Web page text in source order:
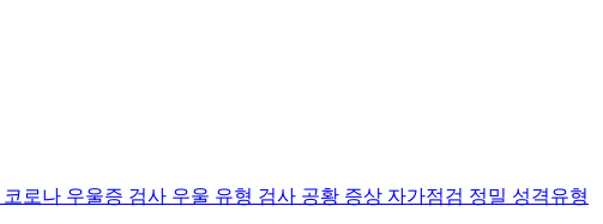
코로나 우울증 검사 우울 유형 검사 공황 증상 자가점검 정밀 성격유형